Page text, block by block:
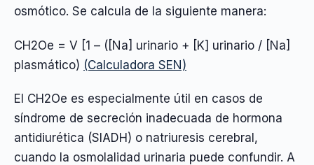
osmótico. Se calcula de la siguiente manera:
CH2Oe = V [1 – ([Na] urinario + [K] urinario / [Na]
plasmático) (Calculadora SEN)
El CH2Oe es especialmente útil en casos de
síndrome de secreción inadecuada de hormona
antidiurética (SIADH) o natriuresis cerebral,
cuando la osmolalidad urinaria puede confundir. A